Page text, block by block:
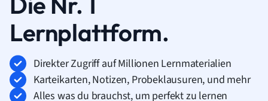
Lernplattform.
Direkter Zugriff auf Millionen Lernmaterialien
Karteikarten, Notizen, Probeklausuren, und mehr
Alles was du brauchst, um perfekt zu lernen